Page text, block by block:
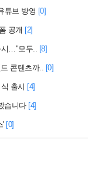
튜브 방영 [0]
공개 [2]
시…"모두.. [8]
콘텐츠까.. [0]
출시 [4]
습니다 [4]
' [0]